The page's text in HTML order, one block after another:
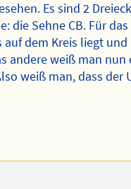
Es sind 2
die Sehne CB. Für
auf dem Kreis liegt und
andere weiß man nun
weiß man, dass der